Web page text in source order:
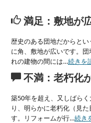
満足：敷地が
歴史のある団地だからと
に角、敷地が広いです。
れの建物の間には…続きを
不満：老朽化
築50年を超え、又しばら
り、明らかに老朽化（見
す。リフォームが行…続き